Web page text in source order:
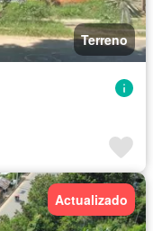
Terreno
Actualizado